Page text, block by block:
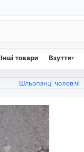
Інші товари Взуття
Шльопанці чоловічі